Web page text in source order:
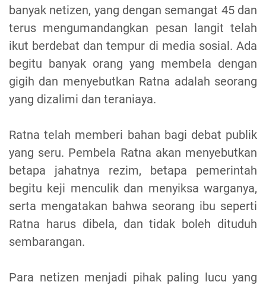
banyak netizen, yang dengan semangat 45 dan
terus mengumandangkan pesan langit telah
ikut berdebat dan tempur di media sosial. Ada
begitu banyak orang yang membela dengan
gigih dan menyebutkan Ratna adalah seorang
yang dizalimi dan teraniaya.
Ratna telah memberi bahan bagi debat publik
yang seru. Pembela Ratna akan menyebutkan
betapa jahatnya rezim, betapa pemerintah
begitu keji menculik dan menyiksa warganya,
serta mengatakan bahwa seorang ibu seperti
Ratna harus dibela, dan tidak boleh dituduh
sembarangan.
Para netizen menjadi pihak paling lucu yang